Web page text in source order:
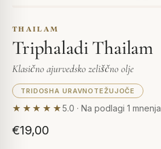
THAILAM
Triphaladi Thailam
Klasično ajurvedsko zeliščno olje
TRIDOSHA URAVNOTEŽUJOČE
★★★★★5.0 · Na podlagi 1 mnenja
€19,00